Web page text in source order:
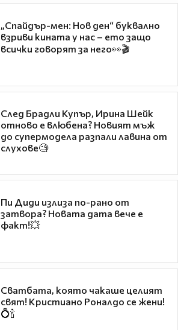
„Спайдър-мен: Нов ден“ буквално
взриви кината у нас – ето защо
всички говорят за него👀🎬
След Брадли Купър, Ирина Шейк
отново е влюбена? Новият мъж
до супермодела разпали лавина от
слухове🧐
Пи Диди излиза по-рано от
затвора? Новата дата вече е
факт!💥
Сватбата, която чакаше целият
свят! Кристиано Роналдо се жени!
💍🍾